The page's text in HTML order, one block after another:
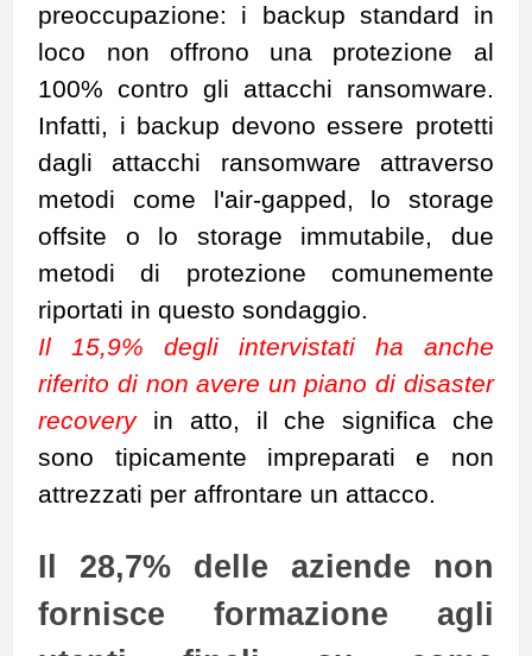
preoccupazione: i backup standard in
loco non offrono una protezione al
100% contro gli attacchi ransomware.
Infatti, i backup devono essere protetti
dagli attacchi ransomware attraverso
metodi come l'air-gapped, lo storage
offsite o lo storage immutabile, due
metodi di protezione comunemente
riportati in questo sondaggio.
Il 15,9% degli intervistati ha anche
riferito di non avere un piano di disaster
recoveryin atto, il che significa che
sono tipicamente impreparati e non
attrezzati per affrontare un attacco.
Il 28,7% delle aziende non
fornisce formazione agli